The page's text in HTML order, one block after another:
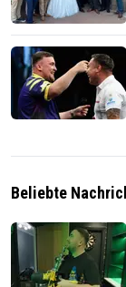
Beliebte